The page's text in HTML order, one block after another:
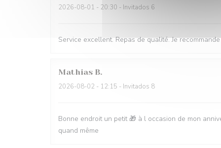
2026-08-01 - 20:30 - Invitados 6
Service excellent. Repas de qualité. Je
Mathias B
2026-08-02 - 12:15 - Invitados 8
Bonne endroit un petit 🎁 à l occasion de mon
quand même